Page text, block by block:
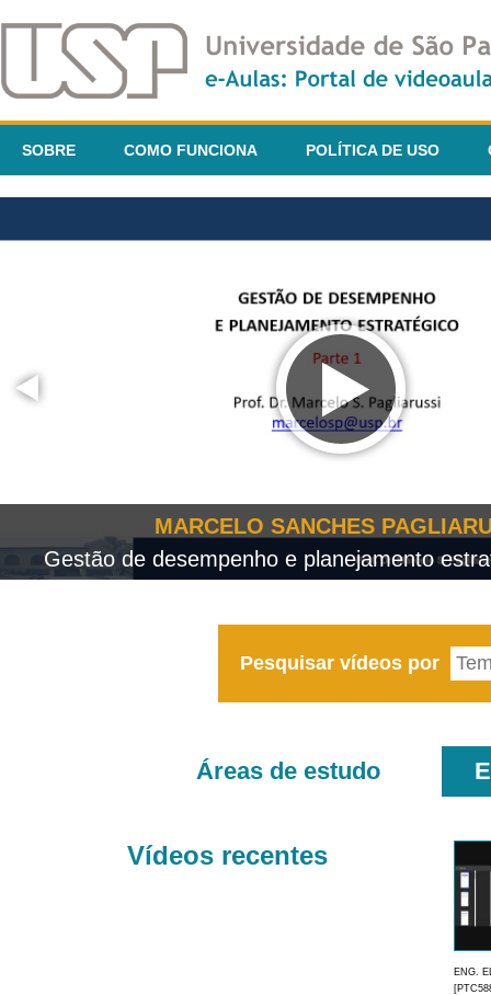
SOBRE COMO FUNCIONA POLÍTICA DE USO
MARCELO SANCHES
Gestão de desempenho e planejamento
Pesquisar vídeos por
Áreas de estudo
Vídeos recentes
ENG.